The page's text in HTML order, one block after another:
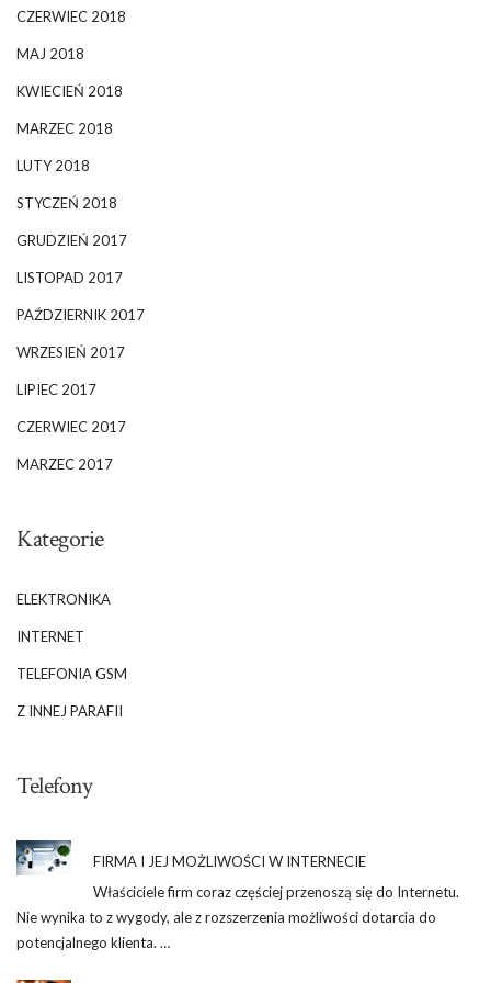
CZERWIEC 2018
MAJ 2018
KWIECIEŃ 2018
MARZEC 2018
LUTY 2018
STYCZEŃ 2018
GRUDZIEŃ 2017
LISTOPAD 2017
PAŹDZIERNIK 2017
WRZESIEŃ 2017
LIPIEC 2017
CZERWIEC 2017
MARZEC 2017
Kategorie
ELEKTRONIKA
INTERNET
TELEFONIA GSM
Z INNEJ PARAFII
Telefony
FIRMA I JEJ MOŻLIWOŚCI W INTERNECIE
Właściciele firm coraz częściej przenoszą się do Internetu.
Nie wynika to z wygody, ale z rozszerzenia możliwości dotarcia do
potencjalnego klienta. …